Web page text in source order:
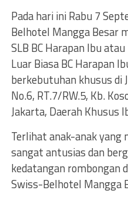
Pada hari ini Rabu 7
Belhotel Mangga Besar
SLB BC Harapan Ibu
Luar Biasa BC Harapan
berkebutuhan khusus di
No.6, RT.7/RW.5, Kb.
Jakarta, Daerah Khusus
Terlihat anak-anak
sangat antusias dan
kedatangan rombongan
Swiss-Belhotel Mangga